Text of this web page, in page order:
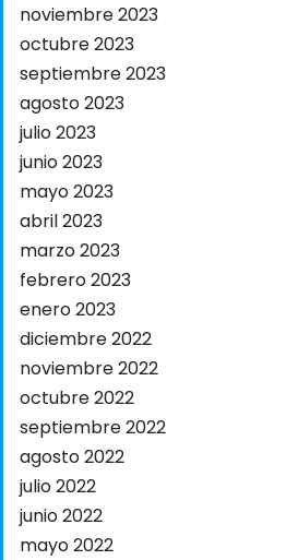
noviembre 2023
octubre 2023
septiembre 2023
agosto 2023
julio 2023
junio 2023
mayo 2023
abril 2023
marzo 2023
febrero 2023
enero 2023
diciembre 2022
noviembre 2022
octubre 2022
septiembre 2022
agosto 2022
julio 2022
junio 2022
mayo 2022